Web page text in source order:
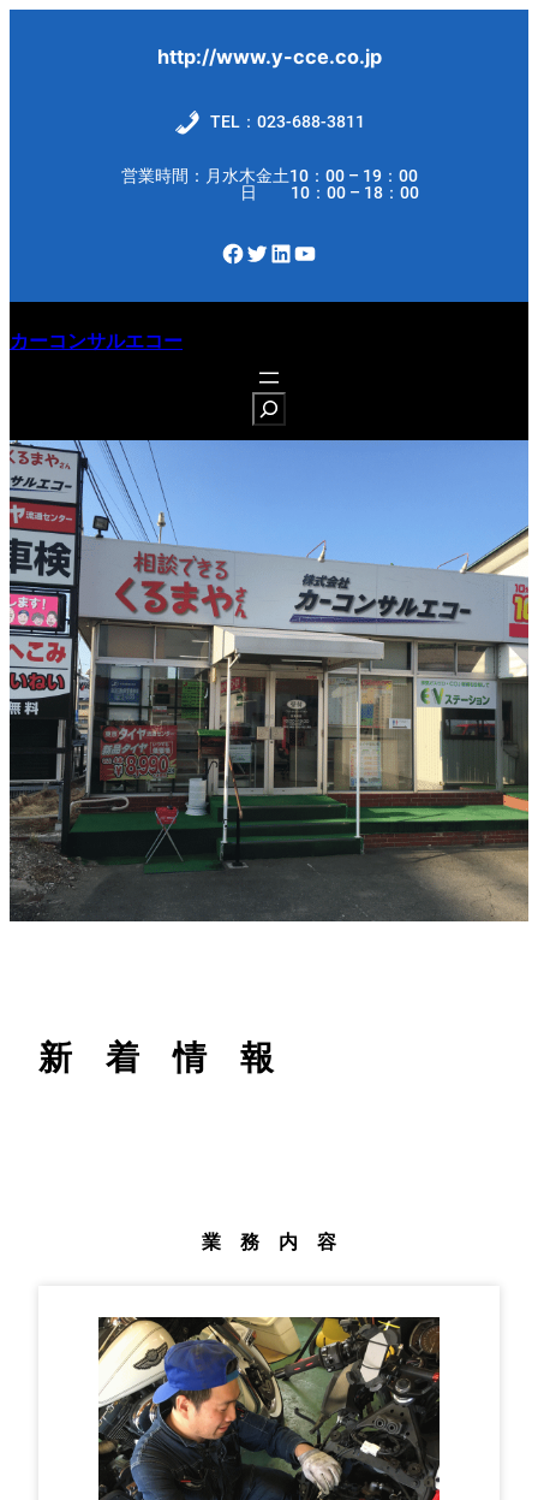
http://www.y-cce.co.jp
TEL：023-688-3811
営業時間：月水木金土10：00 – 19：00
日 10：00 – 18：00
Facebook Twitter LinkedIn YouTube
カーコンサルエコー
e
a
r
c
h
新 着 情 報
業 務 内 容